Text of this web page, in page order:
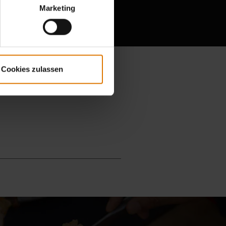
Marketing
Cookies zulassen